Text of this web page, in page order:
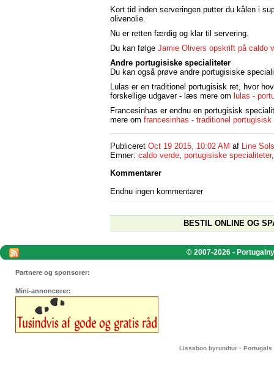
Kort tid inden serveringen putter du kålen i
olivenolie.
Nu er retten færdig og klar til servering.
Du kan følge Jamie Olivers opskrift på caldo
Andre portugisiske specialiteter
Du kan også prøve andre portugisiske
Lulas er en traditionel portugisisk ret, hvor
forskellige udgaver - læs mere om lulas -
Francesinhas er endnu en portugisisk
mere om francesinhas - traditionel portugisisk
Publiceret Oct 19 2015, 10:02 AM af Line
Emner: caldo verde, portugisiske specialiteter
Kommentarer
Endnu ingen kommentarer
BESTIL ONLINE OG
© 2007-2026 -
Partnere og sponsorer:
Mini-annoncører:
Lissabon byrundtur - Portugals